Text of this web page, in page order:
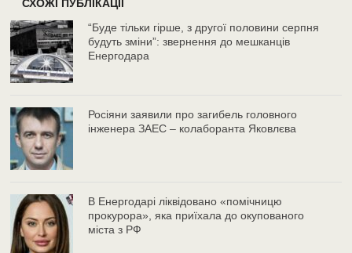
СХОЖІ ПУБЛІКАЦІЇ
“Буде тільки гірше, з другої половини серпня
будуть зміни”: звернення до мешканців
Енергодара
Росіяни заявили про загибель головного
інженера ЗАЕС – колаборанта Яковлєва
В Енергодарі ліквідовано «помічницю
прокурора», яка приїхала до окупованого
міста з РФ